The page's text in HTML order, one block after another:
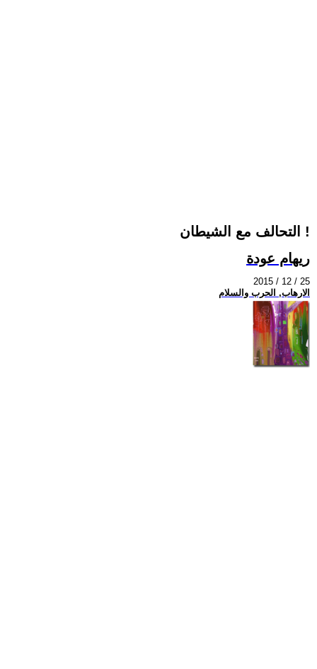
التحالف مع الشيطان !
ريهام عودة
2015 / 12 / 25
الارهاب, الحرب والسلام